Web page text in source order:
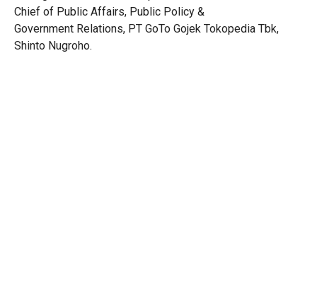
Chief of Public Affairs, Public Policy &
Government Relations, PT GoTo Gojek Tokopedia Tbk,
Shinto Nugroho.